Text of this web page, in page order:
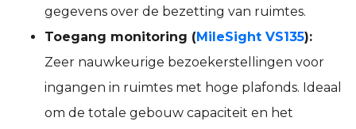
gegevens over de bezetting van ruimtes.
Toegang monitoring (MileSight VS135):
Zeer nauwkeurige bezoekerstellingen voor
ingangen in ruimtes met hoge plafonds. Ideaal
om de totale gebouw capaciteit en het